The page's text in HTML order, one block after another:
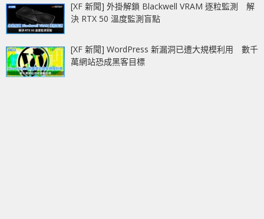
[XF 新聞] 外掛解鎖 Blackwell VRAM 逐粒監測 解
決 RTX 50 溫度監測盲點
[XF 新聞] WordPress 新漏洞已遭大規模利用 數千
萬網站恐成黑客目標